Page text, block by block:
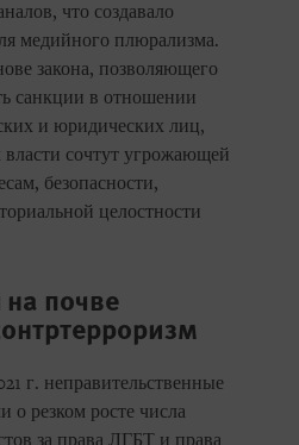
что создавало
медийного плюрализма.
закона, позволяющего
санкции в отношении
и юридических лиц,
власти сочтут угрожающей
безопасности,
целостности
почве
г. неправительственные
о резком росте числа